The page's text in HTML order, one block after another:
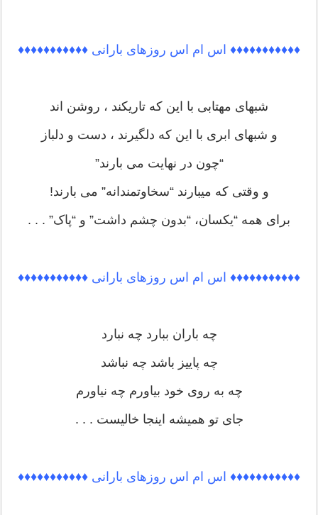
♦♦♦♦♦♦♦♦♦♦♦ اس ام اس روزهای بارانی ♦♦♦♦♦♦♦♦♦♦♦
شبهای مهتابی با این که تاریکند ، روشن اند
و شبهای ابری با این که دلگیرند ، دست و دلباز
“چون در نهایت می بارند”
و وقتی که میبارند “سخاوتمندانه” می بارند!
برای همه “یکسان، “بدون چشم داشت” و “پاک” . . .
♦♦♦♦♦♦♦♦♦♦♦ اس ام اس روزهای بارانی ♦♦♦♦♦♦♦♦♦♦♦
چه باران ببارد چه نبارد
چه پاییز باشد چه نباشد
چه به روی خود بیاورم چه نیاورم
جای تو همیشه اینجا خالیست . . .
♦♦♦♦♦♦♦♦♦♦♦ اس ام اس روزهای بارانی ♦♦♦♦♦♦♦♦♦♦♦